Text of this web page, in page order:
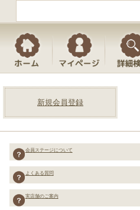
新規会員登録
会員ステージについて
よくある質問
実店舗のご案内